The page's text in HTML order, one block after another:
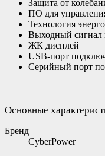
Защита от
ПО для
Технология
Выходный сигнал
ЖК дисплей
USB-порт
Серийный порт
Основные
Бренд
CyberPower